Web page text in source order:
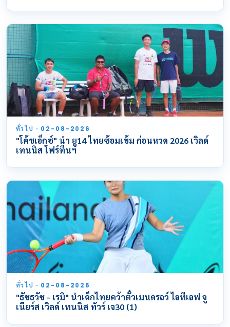
ทั่วไป · 02-08-2026
"โค้ชเอ็กซ์" นำ ยู14 ไทยซ้อมเข้ม ก่อนหวด 2026 เวิลด์
เทนนิส โฟร์ทีนฯ
ทั่วไป · 02-08-2026
"ธัชธวัช - เรมิ" นำเด็กไทยคว้าตั๋วเมนดรอว์ ไอทีเอฟ จู
เนียร์ส เวิลด์ เทนนิส ทัวร์ เจ30 (1)